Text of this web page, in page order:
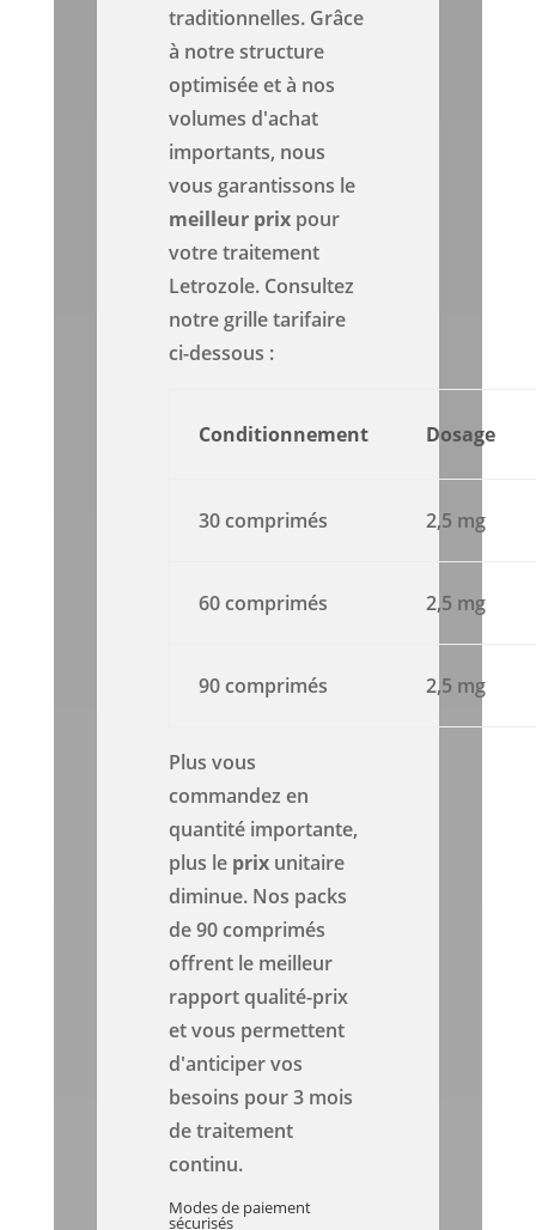
traditionnelles. Grâce
à notre structure
optimisée et à nos
volumes d'achat
importants, nous
vous garantissons le
meilleur prix pour
votre traitement
Letrozole. Consultez
notre grille tarifaire
ci-dessous :
Conditionnement Dosage
30 comprimés 2,5 mg
60 comprimés 2,5 mg
90 comprimés 2,5 mg
Plus vous
commandez en
quantité importante,
plus le prix unitaire
diminue. Nos packs
de 90 comprimés
offrent le meilleur
rapport qualité-prix
et vous permettent
d'anticiper vos
besoins pour 3 mois
de traitement
continu.
Modes de paiement
sécurisés